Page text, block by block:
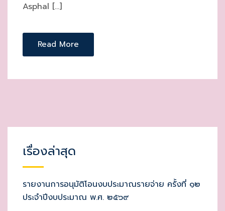
Asphal […]
Read More
เรื่องล่าสุด
รายงานการอนุมัติโอนงบประมาณรายจ่าย ครั้งที่ ๑๒
ประจำปีงบประมาณ พ.ศ. ๒๕๖๙